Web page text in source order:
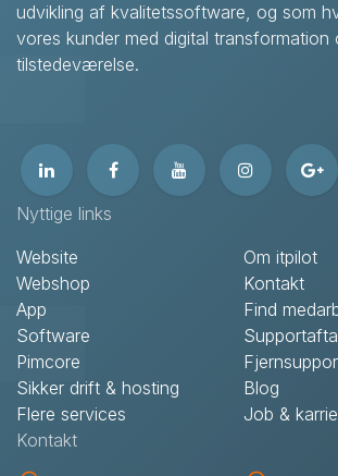
udvikling af kvalitetssoftware, og som
vores kunder med digital transformation
tilstedeværelse.
Nyttige links
Website
Webshop
App
Software
Pimcore
Sikker drift & hosting
Flere services
Om itpilot
Kontakt
Find
Blog
Job &
Kontakt